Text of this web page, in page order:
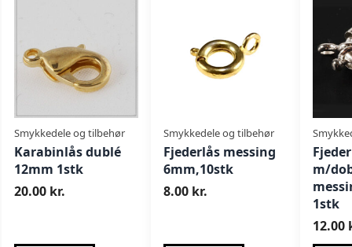
Smykkedele og tilbehør
Karabinlås dublé
12mm 1stk
20.00 kr.
Smykkedele og tilbehør
Fjederlås messing
6mm,10stk
8.00 kr.
m/
1stk
12.00